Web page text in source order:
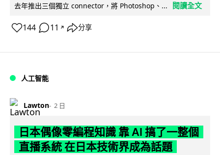
去年推出三個獨立 connector，將 Photoshop、...
閱讀全文
144 11 ↗ 分享
人工智能
Lawton 2 日
日本偶像零編程知識 靠 AI 搞了一整個
直播系統 在日本技術界成為話題